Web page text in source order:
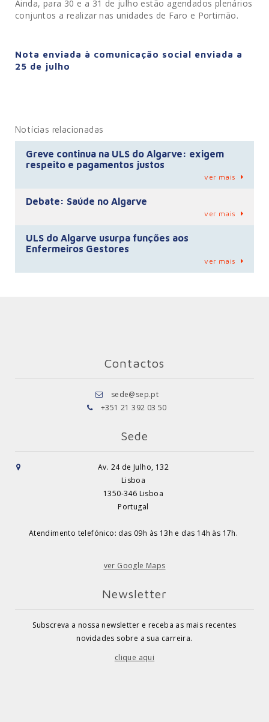
Ainda, para 30 e a 31 de julho estão agendados plenários
conjuntos a realizar nas unidades de Faro e Portimão.
Nota enviada à comunicação social enviada a
25 de julho
Notícias relacionadas
Greve continua na ULS do Algarve: exigem
respeito e pagamentos justos
ver mais
Debate: Saúde no Algarve
ver mais
ULS do Algarve usurpa funções aos
Enfermeiros Gestores
ver mais
Contactos
sede@sep.pt
+351 21 392 03 50
Sede
Av. 24 de Julho, 132
Lisboa
1350-346 Lisboa
Portugal
Atendimento telefónico: das 09h às 13h e das 14h às 17h.
ver Google Maps
Newsletter
Subscreva a nossa newsletter e receba as mais recentes
novidades sobre a sua carreira.
clique aqui